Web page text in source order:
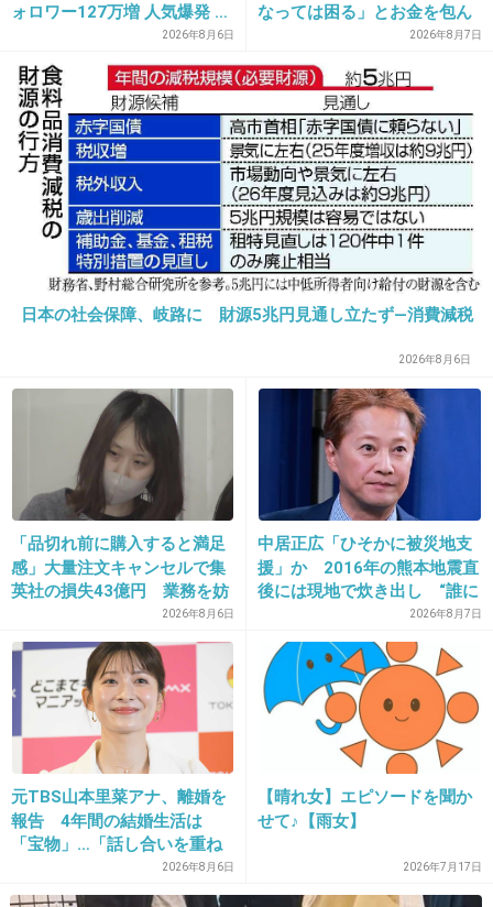
16. 匿名2026/06/03(水) 21:15:21
>>7
定価＋交通費＋並んだ時間が原価だからね
2件の返信
+67 -7
17. 匿名2026/06/03(水) 21:15:43
何この日記トピww
2件の返信
+80 -3
18. 匿名2026/06/03(水) 21:15:51
定価より割高で、素人のきったない家でどんな
保管されてたかよくわからない品物買って嬉し
いならそれはそれで。
2件の返信
ォロワー127万増 人気爆発 …
2位 高橋藍 3位 大谷翔平2026年8月6日
なっては困る」とお金を包ん
で頭を下げに来ても応じず、
晩年まで離婚に応じなかった
親戚の話→「一生復讐にな
る」「これ本人幸せなの？」
2026年8月7日
日本の社会保障、岐路に 財源5兆円見通し立たず―消費減税
2026年8月6日
「品切れ前に購入すると満足
感」大量注文キャンセルで集
英社の損失43億円 業務を妨
害した疑いで32歳女を逮捕
2026年8月6日
中居正広「ひそかに被災地支
援」か 2016年の熊本地震直
後には現地で炊き出し “誰に
も知られなくて良い”と、むし
ろ強まる福祉活動への思い
2026年8月7日
元TBS山本里菜アナ、離婚を
報告 4年間の結婚生活は
「宝物」…「話し合いを重ね
2026年8月6日
【晴れ女】エピソードを聞か
せて♪【雨女】
2026年7月17日